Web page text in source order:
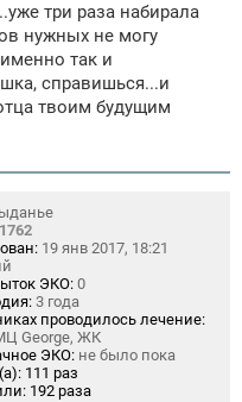
три раза набирала
нужных не могу
так и
справишься...и
твоим будущим
1762
19 янв 2017, 18:21
ЭКО: 0
3 года
проводилось лечение:
George, ЖК
ЭКО: не было пока
111 раз
192 раза